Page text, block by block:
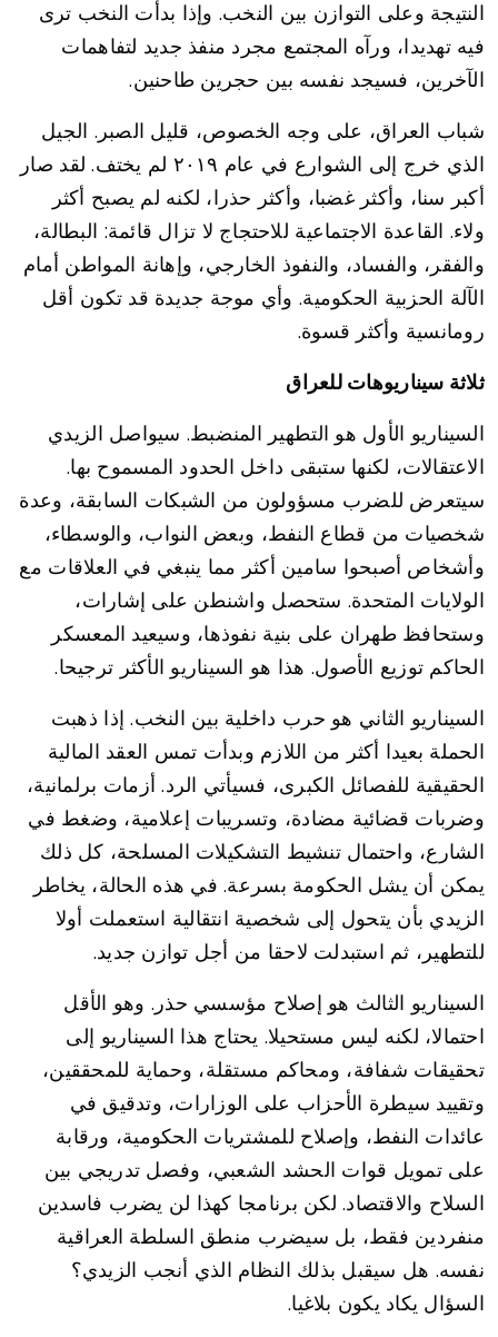
النتيجة وعلى التوازن بين النخب. وإذا بدأت النخب ترى
فيه تهديدا، ورآه المجتمع مجرد منفذ جديد لتفاهمات
الآخرين، فسيجد نفسه بين حجرين طاحنين.
شباب العراق، على وجه الخصوص، قليل الصبر. الجيل
الذي خرج إلى الشوارع في عام ٢٠١٩ لم يختف. لقد صار
أكبر سنا، وأكثر غضبا، وأكثر حذرا، لكنه لم يصبح أكثر
ولاء. القاعدة الاجتماعية للاحتجاج لا تزال قائمة: البطالة،
والفقر، والفساد، والنفوذ الخارجي، وإهانة المواطن أمام
الآلة الحزبية الحكومية. وأي موجة جديدة قد تكون أقل
رومانسية وأكثر قسوة.
ثلاثة سيناريوهات للعراق
السيناريو الأول هو التطهير المنضبط. سيواصل الزيدي
الاعتقالات، لكنها ستبقى داخل الحدود المسموح بها.
سيتعرض للضرب مسؤولون من الشبكات السابقة، وعدة
شخصيات من قطاع النفط، وبعض النواب، والوسطاء،
وأشخاص أصبحوا سامين أكثر مما ينبغي في العلاقات مع
الولايات المتحدة. ستحصل واشنطن على إشارات،
وستحافظ طهران على بنية نفوذها، وسيعيد المعسكر
الحاكم توزيع الأصول. هذا هو السيناريو الأكثر ترجيحا.
السيناريو الثاني هو حرب داخلية بين النخب. إذا ذهبت
الحملة بعيدا أكثر من اللازم وبدأت تمس العقد المالية
الحقيقية للفصائل الكبرى، فسيأتي الرد. أزمات برلمانية،
وضربات قضائية مضادة، وتسريبات إعلامية، وضغط في
الشارع، واحتمال تنشيط التشكيلات المسلحة، كل ذلك
يمكن أن يشل الحكومة بسرعة. في هذه الحالة، يخاطر
الزيدي بأن يتحول إلى شخصية انتقالية استعملت أولا
للتطهير، ثم استبدلت لاحقا من أجل توازن جديد.
السيناريو الثالث هو إصلاح مؤسسي حذر. وهو الأقل
احتمالا، لكنه ليس مستحيلا. يحتاج هذا السيناريو إلى
تحقيقات شفافة، ومحاكم مستقلة، وحماية للمحققين،
وتقييد سيطرة الأحزاب على الوزارات، وتدقيق في
عائدات النفط، وإصلاح للمشتريات الحكومية، ورقابة
على تمويل قوات الحشد الشعبي، وفصل تدريجي بين
السلاح والاقتصاد. لكن برنامجا كهذا لن يضرب فاسدين
منفردين فقط، بل سيضرب منطق السلطة العراقية
نفسه. هل سيقبل بذلك النظام الذي أنجب الزيدي؟
السؤال يكاد يكون بلاغيا.